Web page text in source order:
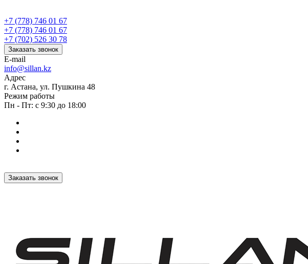
+7 (778) 746 01 67
+7 (778) 746 01 67
+7 (702) 526 30 78
Заказать звонок
E-mail
info@sillan.kz
Адрес
г. Астана, ул. Пушкина 48
Режим работы
Пн - Пт: с 9:30 до 18:00
Заказать звонок